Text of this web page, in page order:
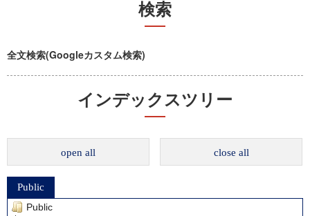
検索
全文検索(Googleカスタム検索)
インデックスツリー
open all close all
Public
Public